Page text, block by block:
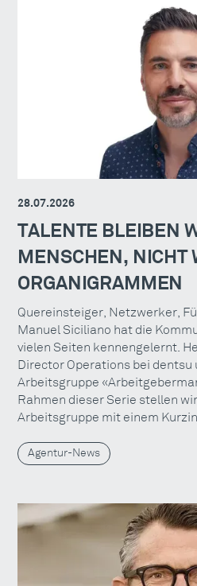
28.07.2026
TALENTE BLEIBEN
MENSCHEN, NICHT
ORGANIGRAMMEN
Quereinsteiger, Netzwerker,
Manuel Siciliano hat die
vielen Seiten kennengelernt.
Director Operations bei dentsu
Arbeitsgruppe
Rahmen dieser Serie stellen
Arbeitsgruppe mit einem
Agentur-News